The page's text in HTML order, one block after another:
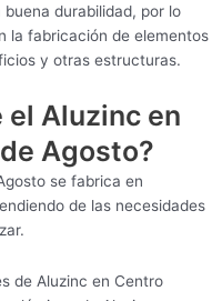
durabilidad, por lo
la fabricación de elementos
y otras estructuras.
el Aluzinc en
Agosto?
se fabrica en
de las necesidades
de Aluzinc en Centro